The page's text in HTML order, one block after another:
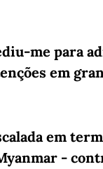
me para
em
em
-